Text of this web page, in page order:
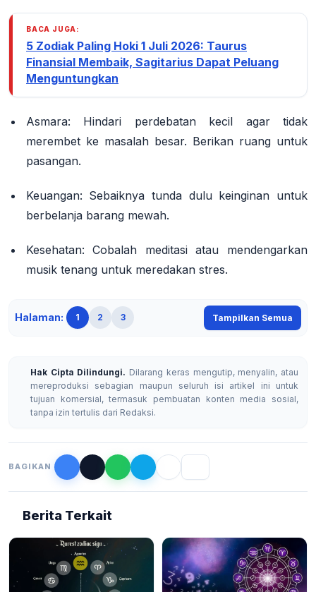
BACA JUGA:
5 Zodiak Paling Hoki 1 Juli 2026: Taurus
Finansial Membaik, Sagitarius Dapat Peluang
Menguntungkan
Asmara: Hindari perdebatan kecil agar tidak
merembet ke masalah besar. Berikan ruang untuk
pasangan.
Keuangan: Sebaiknya tunda dulu keinginan untuk
berbelanja barang mewah.
Kesehatan: Cobalah meditasi atau mendengarkan
musik tenang untuk meredakan stres.
Halaman: 1 2 3 Tampilkan Semua
Hak Cipta Dilindungi. Dilarang keras mengutip, menyalin, atau
mereproduksi sebagian maupun seluruh isi artikel ini untuk
tujuan komersial, termasuk pembuatan konten media sosial,
tanpa izin tertulis dari Redaksi.
BAGIKAN
Berita Terkait